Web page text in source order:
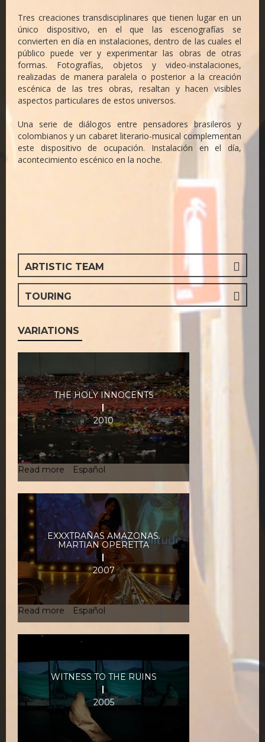
Tres creaciones transdisciplinares que tienen lugar en un
único dispositivo, en el que las escenografías se
convierten en día en instalaciones, dentro de las cuales el
público puede ver y experimentar las obras de otras
formas. Fotografías, objetos y video-instalaciones,
realizadas de manera paralela o posterior a la creación
escénica de las tres obras, resaltan y hacen visibles
aspectos particulares de estos universos.
Una serie de diálogos entre pensadores brasileros y
colombianos y un cabaret literario-musical complementan
este dispositivo de ocupación. Instalación en el día,
acontecimiento escénico en la noche.
ARTISTIC TEAM
TOURING
VARIATIONS
THE HOLY INNOCENTS
2010
Read more about
The
Holy
Innocents
Español
EXXXTRAÑAS AMAZONAS.
MARTIAN OPERETTA
2007
Read more about
Exxxtrañas
Amazonas.
Operetta
Español
WITNESS TO THE RUINS
2005